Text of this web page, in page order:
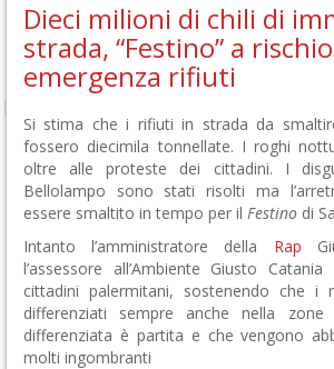
Dieci milioni di chili di
strada, “Festino” a rischio
emergenza rifiuti
Si stima che i rifiuti in strada da
fossero diecimila tonnellate. I roghi
oltre alle proteste dei cittadini. I
Bellolampo sono stati risolti ma
essere smaltito in tempo per il Festino di
Intanto l’amministratore della Rap
l’assessore all’Ambiente Giusto
cittadini palermitani, sostenendo che i
differenziati sempre anche nella
differenziata è partita e che vengono
molti ingombranti